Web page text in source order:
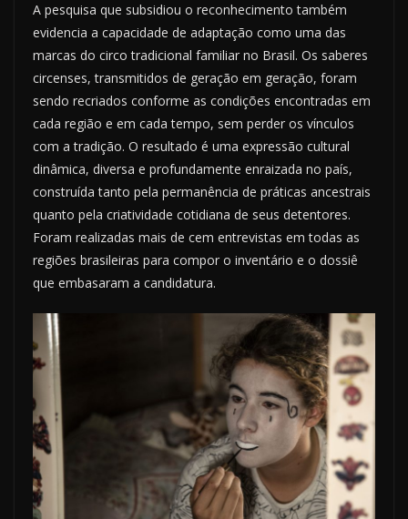
A pesquisa que subsidiou o reconhecimento também
evidencia a capacidade de adaptação como uma das
marcas do circo tradicional familiar no Brasil. Os saberes
circenses, transmitidos de geração em geração, foram
sendo recriados conforme as condições encontradas em
cada região e em cada tempo, sem perder os vínculos
com a tradição. O resultado é uma expressão cultural
dinâmica, diversa e profundamente enraizada no país,
construída tanto pela permanência de práticas ancestrais
quanto pela criatividade cotidiana de seus detentores.
Foram realizadas mais de cem entrevistas em todas as
regiões brasileiras para compor o inventário e o dossiê
que embasaram a candidatura.